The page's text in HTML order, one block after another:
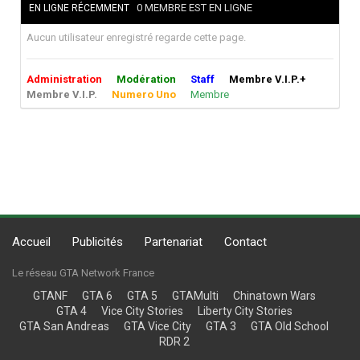
EN LIGNE RÉCEMMENT 0 MEMBRE EST EN LIGNE
Aucun utilisateur enregistré regarde cette page.
Administration Modération Staff
Membre V.I.P.+
Membre V.I.P.
Numero Uno Membre
Accueil Publicités Partenariat Contact
Le réseau GTA Network France
GTANF GTA 6 GTA 5 GTAMulti
Chinatown Wars
GTA 4
Vice City Stories
Liberty City Stories
GTA San Andreas
GTA Vice City GTA 3
GTA Old School
RDR 2